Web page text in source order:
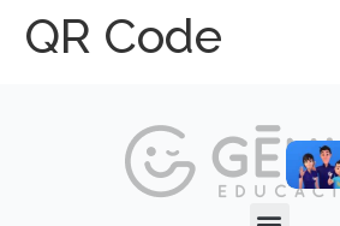
QR Code